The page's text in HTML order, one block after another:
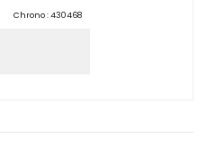
Chrono :430468